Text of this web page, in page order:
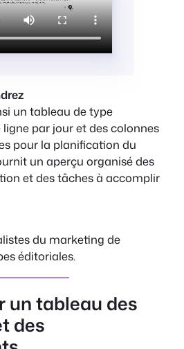
un tableau de type
par jour et des colonnes
pour la planification du
un aperçu organisé des
et des tâches à accomplir
du marketing de
éditoriales.
un tableau des
des